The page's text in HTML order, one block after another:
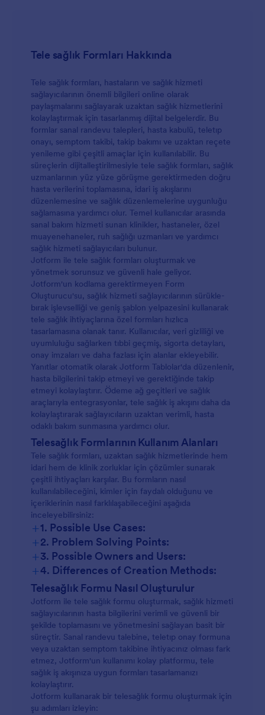
Tele sağlık Formları Hakkında
Tele sağlık formları, hastaların ve sağlık hizmeti
sağlayıcılarının önemli bilgileri online olarak
paylaşmalarını sağlayarak uzaktan sağlık hizmetlerini
kolaylaştırmak için tasarlanmış dijital belgelerdir. Bu
formlar sanal randevu talepleri, hasta kabulü, teletıp
onayı, semptom takibi, takip bakımı ve uzaktan reçete
yenileme gibi çeşitli amaçlar için kullanılabilir. Bu
süreçlerin dijitalleştirilmesiyle tele sağlık formları, sağlık
uzmanlarının yüz yüze görüşme gerektirmeden doğru
hasta verilerini toplamasına, idari iş akışlarını
düzenlemesine ve sağlık düzenlemelerine uygunluğu
sağlamasına yardımcı olur. Temel kullanıcılar arasında
sanal bakım hizmeti sunan klinikler, hastaneler, özel
muayenehaneler, ruh sağlığı uzmanları ve yardımcı
sağlık hizmeti sağlayıcıları bulunur.
Jotform ile tele sağlık formları oluşturmak ve
yönetmek sorunsuz ve güvenli hale geliyor.
Jotform'un kodlama gerektirmeyen Form
Oluşturucu'su, sağlık hizmeti sağlayıcılarının sürükle-
bırak işlevselliği ve geniş şablon yelpazesini kullanarak
tele sağlık ihtiyaçlarına özel formları hızlıca
tasarlamasına olanak tanır. Kullanıcılar, veri gizliliği ve
uyumluluğu sağlarken tıbbi geçmiş, sigorta detayları,
onay imzaları ve daha fazlası için alanlar ekleyebilir.
Yanıtlar otomatik olarak Jotform Tablolar'da düzenlenir,
hasta bilgilerini takip etmeyi ve gerektiğinde takip
etmeyi kolaylaştırır. Ödeme ağ geçitleri ve sağlık
araçlarıyla entegrasyonlar, tele sağlık iş akışını daha da
kolaylaştırarak sağlayıcıların uzaktan verimli, hasta
odaklı bakım sunmasına yardımcı olur.
Telesağlık Formlarının Kullanım Alanları
Tele sağlık formları, uzaktan sağlık hizmetlerinde hem
idari hem de klinik zorluklar için çözümler sunarak
çeşitli ihtiyaçları karşılar. Bu formların nasıl
kullanılabileceğini, kimler için faydalı olduğunu ve
içeriklerinin nasıl farklılaşabileceğini aşağıda
inceleyebilirsiniz:
+1. Possible Use Cases:
+2. Problem Solving Points:
+3. Possible Owners and Users:
+4. Differences of Creation Methods:
Telesağlık Formu Nasıl Oluşturulur
Jotform ile tele sağlık formu oluşturmak, sağlık hizmeti
sağlayıcılarının hasta bilgilerini verimli ve güvenli bir
şekilde toplamasını ve yönetmesini sağlayan basit bir
süreçtir. Sanal randevu talebine, teletıp onay formuna
veya uzaktan semptom takibine ihtiyacınız olması fark
etmez, Jotform'un kullanımı kolay platformu, tele
sağlık iş akışınıza uygun formları tasarlamanızı
kolaylaştırır.
Jotform kullanarak bir telesağlık formu oluşturmak için
şu adımları izleyin: